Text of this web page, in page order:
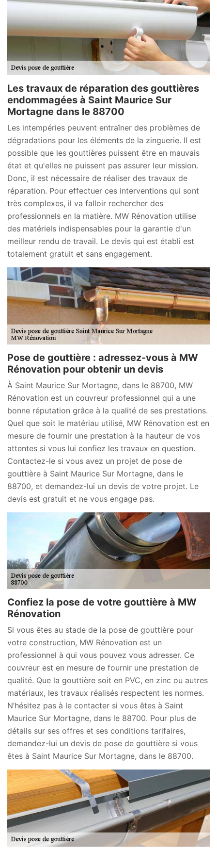
Les travaux de réparation des gouttières
endommagées à Saint Maurice Sur
Mortagne dans le 88700
Les intempéries peuvent entraîner des problèmes de
dégradations pour les éléments de la zinguerie. Il est
possible que les gouttières puissent être en mauvais
état et qu'elles ne puissent pas assurer leur mission.
Donc, il est nécessaire de réaliser des travaux de
réparation. Pour effectuer ces interventions qui sont
très complexes, il va falloir rechercher des
professionnels en la matière. MW Rénovation utilise
des matériels indispensables pour la garantie d'un
meilleur rendu de travail. Le devis qui est établi est
totalement gratuit et sans engagement.
Pose de gouttière : adressez-vous à MW
Rénovation pour obtenir un devis
À Saint Maurice Sur Mortagne, dans le 88700, MW
Rénovation est un couvreur professionnel qui a une
bonne réputation grâce à la qualité de ses prestations.
Quel que soit le matériau utilisé, MW Rénovation est en
mesure de fournir une prestation à la hauteur de vos
attentes si vous lui confiez les travaux en question.
Contactez-le si vous avez un projet de pose de
gouttière à Saint Maurice Sur Mortagne, dans le
88700, et demandez-lui un devis de votre projet. Le
devis est gratuit et ne vous engage pas.
Confiez la pose de votre gouttière à MW
Rénovation
Si vous êtes au stade de la pose de gouttière pour
votre construction, MW Rénovation est un
professionnel à qui vous pouvez vous adresser. Ce
couvreur est en mesure de fournir une prestation de
qualité. Que la gouttière soit en PVC, en zinc ou autres
matériaux, les travaux réalisés respectent les normes.
N’hésitez pas à le contacter si vous êtes à Saint
Maurice Sur Mortagne, dans le 88700. Pour plus de
détails sur ses offres et ses conditions tarifaires,
demandez-lui un devis de pose de gouttière si vous
êtes à Saint Maurice Sur Mortagne, dans le 88700.